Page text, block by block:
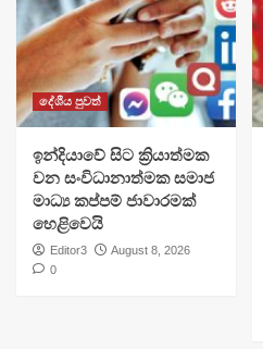
දේශීය පුවත්
​ඉන්දියාවේ සිට ක්‍රියාත්මක
වන සංවිධානාත්මක සමාජ
මාධ්‍ය කප්පම් ජාවාරමක්
හෙළිවෙයි
Editor3
August 8, 2026
0